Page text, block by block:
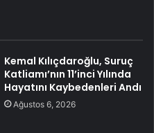
Kemal Kılıçdaroğlu, Suruç
Katliamı’nın 11’inci Yılında
Hayatını Kaybedenleri Andı
Ağustos 6, 2026